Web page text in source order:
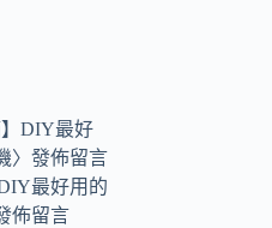
】DIY最好
〉發佈留言
最好用的
佈留言